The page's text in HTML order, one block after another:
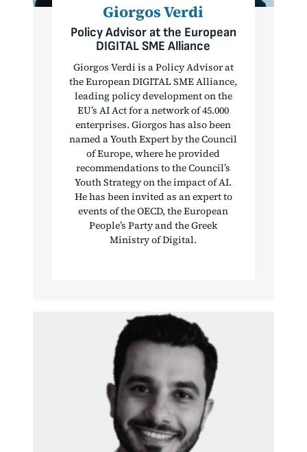
Giorgos Verdi
Policy Advisor at the European
DIGITAL SME Alliance
Giorgos Verdi is a Policy Advisor at
the European DIGITAL SME Alliance,
leading policy development on the
EU’s AI Act for a network of 45.000
enterprises. Giorgos has also been
named a Youth Expert by the Council
of Europe, where he provided
recommendations to the Council’s
Youth Strategy on the impact of AI.
He has been invited as an expert to
events of the OECD, the European
People’s Party and the Greek
Ministry of Digital.